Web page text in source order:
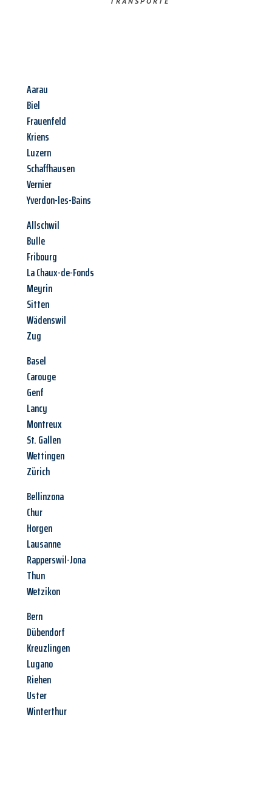
Aarau
Biel
Frauenfeld
Kriens
Luzern
Schaffhausen
Vernier
Yverdon-les-Bains
Allschwil
Bulle
Fribourg
La Chaux-de-Fonds
Meyrin
Sitten
Wädenswil
Zug
Basel
Carouge
Genf
Lancy
Montreux
St. Gallen
Wettingen
Zürich
Bellinzona
Chur
Horgen
Lausanne
Rapperswil-Jona
Thun
Wetzikon
Bern
Dübendorf
Kreuzlingen
Lugano
Riehen
Uster
Winterthur